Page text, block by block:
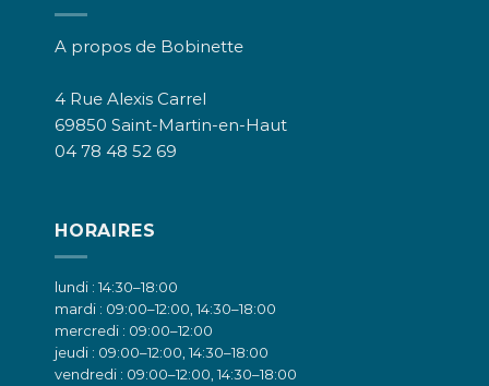
A propos de Bobinette
4 Rue Alexis Carrel
69850 Saint-Martin-en-Haut
04 78 48 52 69
HORAIRES
lundi : 14:30–18:00
mardi : 09:00–12:00, 14:30–18:00
mercredi : 09:00–12:00
jeudi : 09:00–12:00, 14:30–18:00
vendredi : 09:00–12:00, 14:30–18:00